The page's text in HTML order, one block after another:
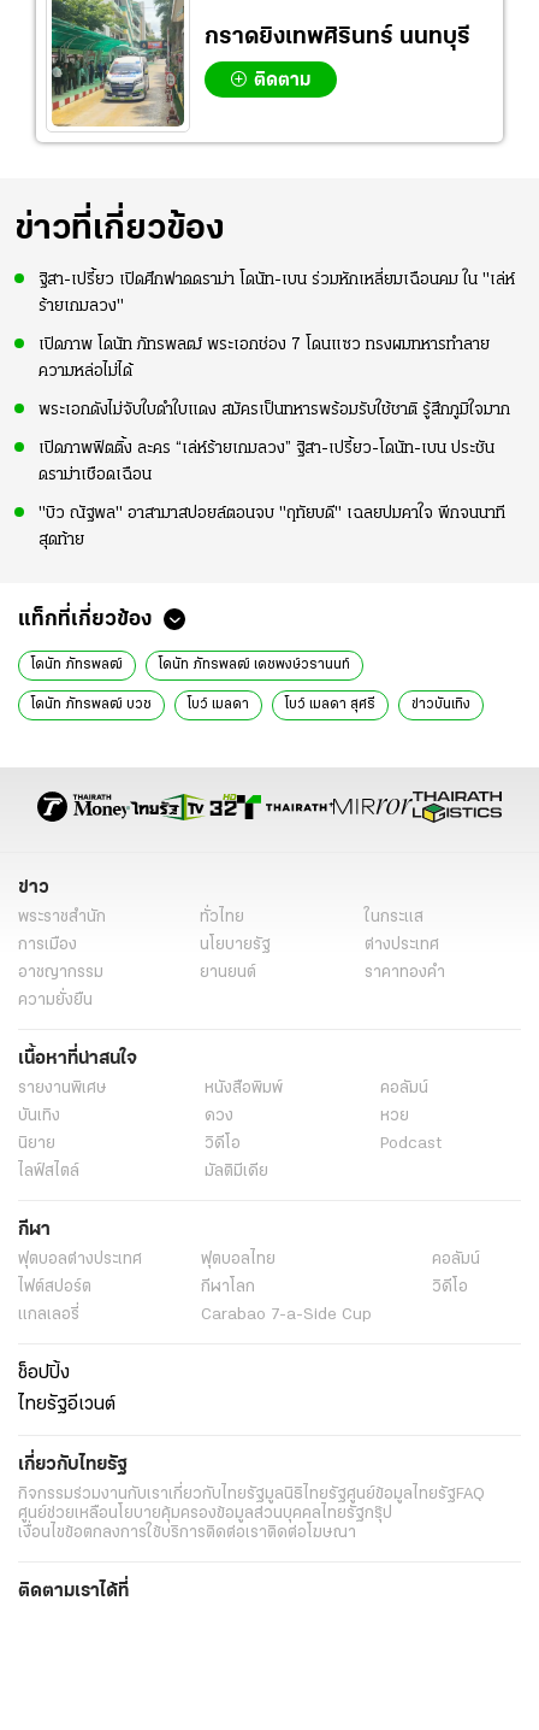
กราดยิงเทพศิรินทร์ นนทบุรี
ติดตาม
ข่าวที่เกี่ยวข้อง
ฐิสา-เปรี้ยว เปิดศึกฟาดดราม่า โดนัท-เบน ร่วมหักเหลี่ยมเฉือนคม ใน "เล่ห์
ร้ายเกมลวง"
เปิดภาพ โดนัท ภัทรพลฒ์ พระเอกช่อง 7 โดนแซว ทรงผมทหารทำลาย
ความหล่อไม่ได้
พระเอกดังไม่จับใบดำใบแดง สมัครเป็นทหารพร้อมรับใช้ชาติ รู้สึกภูมิใจมาก
เปิดภาพฟิตติ้ง ละคร “เล่ห์ร้ายเกมลวง” ฐิสา-เปรี้ยว-โดนัท-เบน ประชัน
ดราม่าเชือดเฉือน
"บิว ณัฐพล" อาสามาสปอยล์ตอนจบ "ฤทัยบดี" เฉลยปมคาใจ พีกจนนาที
สุดท้าย
แท็กที่เกี่ยวข้อง
โดนัท ภัทรพลฒ์ โดนัท ภัทรพลฒ์ เดชพงษ์วรานนท์
โดนัท ภัทรพลฒ์ บวช โบว์ เมลดา โบว์ เมลดา สุศรี ข่าวบันเทิง
ข่าว
พระราชสำนัก ทั่วไทย
ในกระแส
การเมือง
นโยบายรัฐ
ต่างประเทศ
อาชญากรรม
ยานยนต์
ราคาทองคำ
ความยั่งยืน
เนื้อหาที่น่าสนใจ
รายงานพิเศษ หนังสือพิมพ์
คอลัมน์
บันเทิง
ดวง
หวย
นิยาย
วิดีโอ
Podcast
ไลฟ์สไตล์
มัลติมีเดีย
กีฬา
ฟุตบอลต่่างประเทศ ฟุตบอลไทย
คอลัมน์
ไฟต์สปอร์ต
กีฬาโลก
วิดีโอ
แกลเลอรี่
Carabao 7-a-Side Cup
ช็อปปิ้ง
ไทยรัฐอีเวนต์
เกี่ยวกับไทยรัฐ
กิจกรรมร่วมงานกับเราเกี่ยวกับไทยรัฐมูลนิธิไทยรัฐศูนย์ข้อมูลไทยรัฐFAQ
ศูนย์ช่วยเหลือนโยบายคุ้มครองข้อมูลส่วนบุคคลไทยรัฐกรุ๊ป
เงื่อนไขข้อตกลงการใช้บริการติดต่อเราติดต่อโฆษณา
ติดตามเราได้ที่